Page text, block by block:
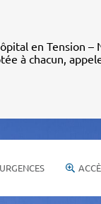
en Tension –
à chacun,
URGENCES